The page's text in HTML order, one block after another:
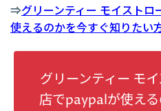
⇒グリーンティー モイスト
使えるのかを今すぐ知りたい
グリーンティー モ
店でpaypalが使え